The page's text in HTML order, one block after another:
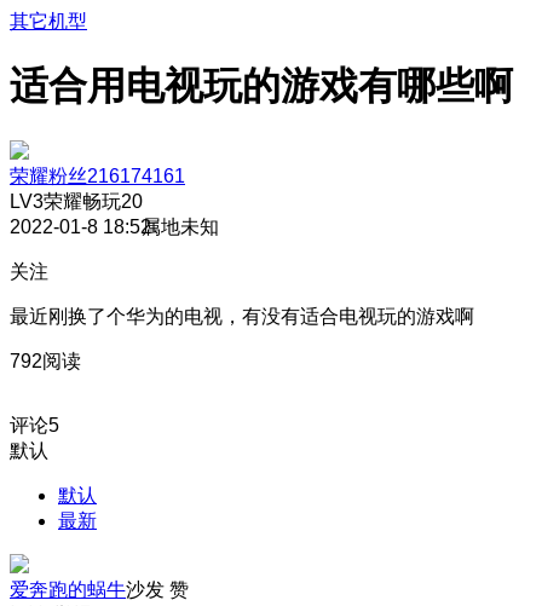
其它机型
适合用电视玩的游戏有哪些啊
荣耀粉丝216174161
LV3荣耀畅玩20
2022-01-8 18:52属地未知
关注
最近刚换了个华为的电视，有没有适合电视玩的游戏啊
792阅读
评论5
默认
默认
最新
爱奔跑的蜗牛沙发 赞